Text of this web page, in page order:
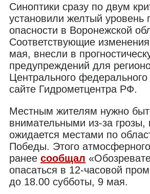
Синоптики сразу по двум
установили желтый уровень
опасности в Воронежской
Соответствующие
мая, внесли в
предупреждений для
Центрального федерального
сайте Гидрометцентра РФ.
Местным жителям нужно
внимательными из-за грозы,
ожидается местами по
Победы. Этого
ранее сообщал
опасаться в 12-часовой
до 18.00 субботы, 9 мая.